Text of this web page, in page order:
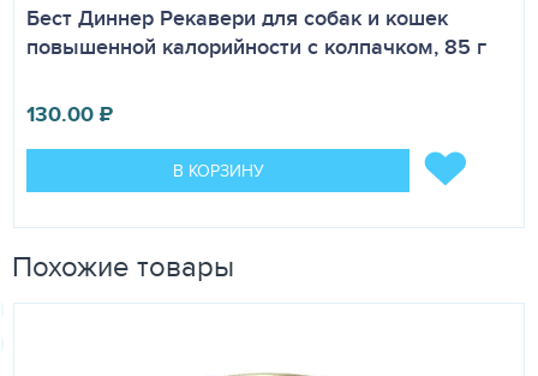
Бест Диннер Рекавери для собак и кошек
повышенной калорийности с колпачком, 85 г
130.00₽
В КОРЗИНУ
Похожие товары